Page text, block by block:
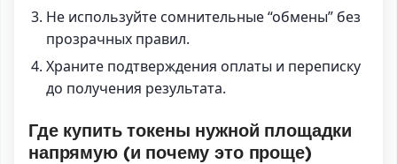
Не используйте сомнительные “обмены” без
прозрачных правил.
Храните подтверждения оплаты и переписку
до получения результата.
Где купить токены нужной площадки
напрямую (и почему это проще)